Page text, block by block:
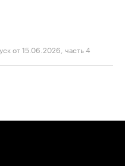
от 15.06.2026, часть 4